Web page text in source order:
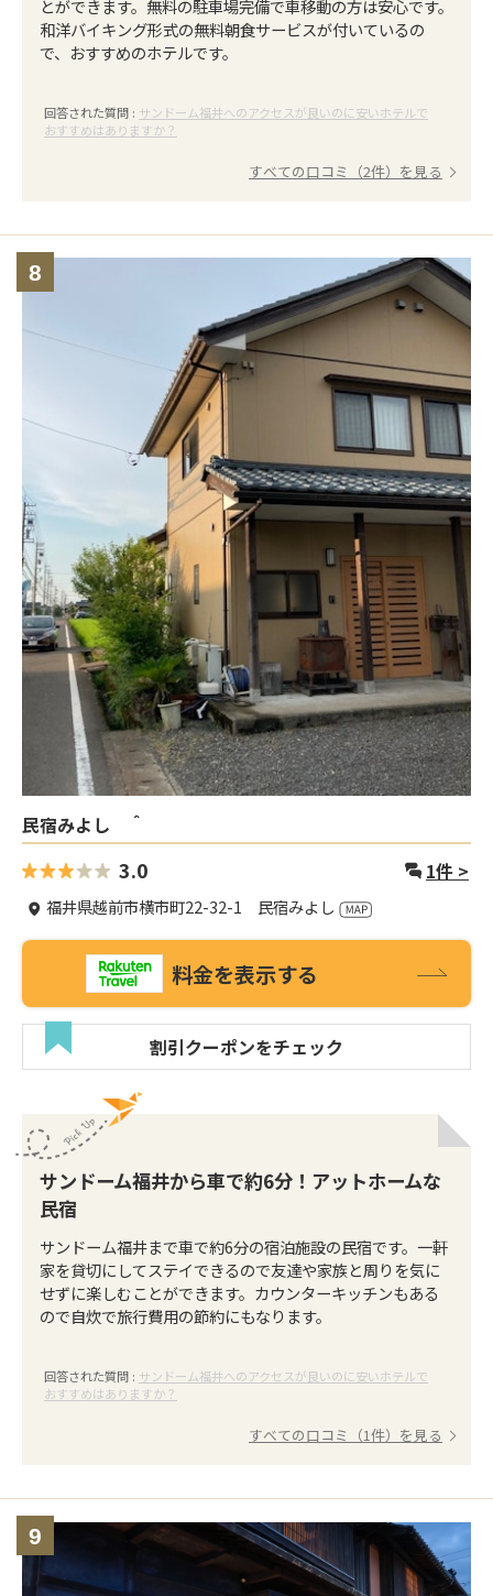
とができます。無料の駐車場完備で車移動の方は安心です。
和洋バイキング形式の無料朝食サービスが付いているの
で、おすすめのホテルです。
回答された質問 : サンドーム福井へのアクセスが良いのに安いホテルで
おすすめはありますか？
すべての口コミ（2件）を見る
8
民宿みよし ＾
3.0 1件 >
福井県越前市横市町22-32-1 民宿みよし
料金を表示する
割引クーポンをチェック
サンドーム福井から車で約6分！アットホームな
民宿
サンドーム福井まで車で約6分の宿泊施設の民宿です。一軒
家を貸切にしてステイできるので友達や家族と周りを気に
せずに楽しむことができます。カウンターキッチンもある
ので自炊で旅行費用の節約にもなります。
回答された質問 : サンドーム福井へのアクセスが良いのに安いホテルで
おすすめはありますか？
すべての口コミ（1件）を見る
9